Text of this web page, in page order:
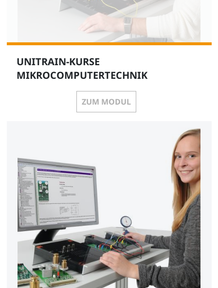
UNITRAIN-KURSE
MIKROCOMPUTERTECHNIK
ZUM MODUL